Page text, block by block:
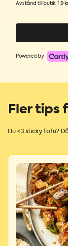
Avstånd till butik: 1.9
Powered by
Fler tips
Du <3 sticky tofu?